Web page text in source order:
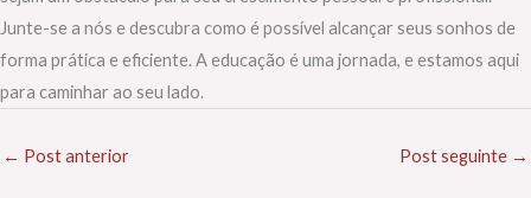
Junte-se a nós e descubra como é possível alcançar seus sonhos de
forma prática e eficiente. A educação é uma jornada, e estamos aqui
para caminhar ao seu lado.
← Post anterior Post seguinte →